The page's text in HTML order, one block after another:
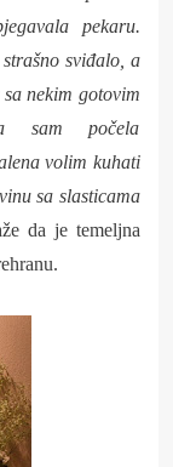
pekaru.
sviđalo, a
nekim gotovim
sam počela
volim kuhati
sa slasticama
da je temeljna